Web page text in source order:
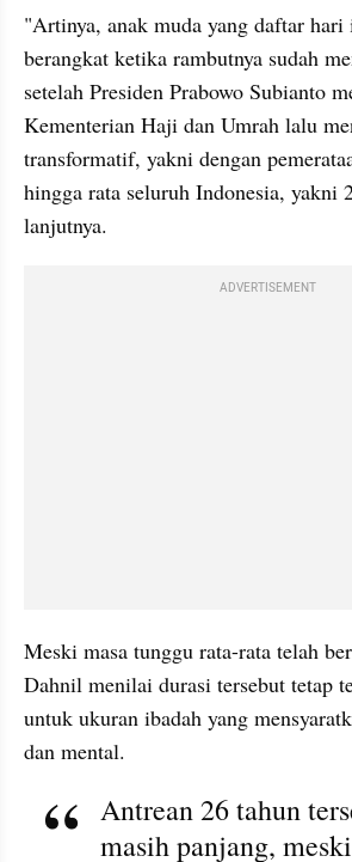
"Artinya, anak muda yang daftar
berangkat ketika rambutnya sudah
setelah Presiden Prabowo Subianto
Kementerian Haji dan Umrah lalu
transformatif, yakni dengan
hingga rata seluruh Indonesia, yakni
lanjutnya.
ADVERTISEMENT
Meski masa tunggu rata-rata telah
Dahnil menilai durasi tersebut tetap
untuk ukuran ibadah yang
dan mental.
Antrean 26 tahun
masih panjang,